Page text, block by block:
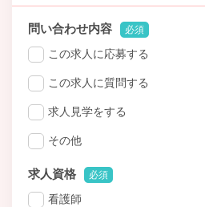
問い合わせ内容 必須
この求人に応募する
この求人に質問する
求人見学をする
その他
求人資格 必須
看護師